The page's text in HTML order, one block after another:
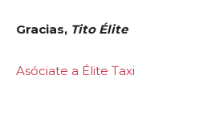
Gracias, Tito Élite
Asóciate a Élite Taxi